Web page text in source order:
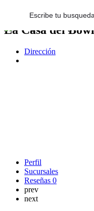
La Casa del Bowl
Dirección
Perfil
Sucursales
Reseñas 0
prev
next